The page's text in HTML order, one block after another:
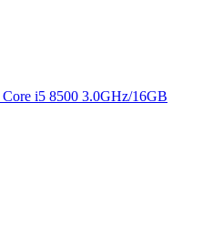
Core i5 8500 3.0GHz/16GB